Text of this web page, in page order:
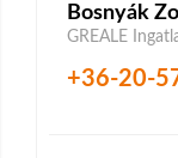
Bosnyák
GREALE
+36-20-